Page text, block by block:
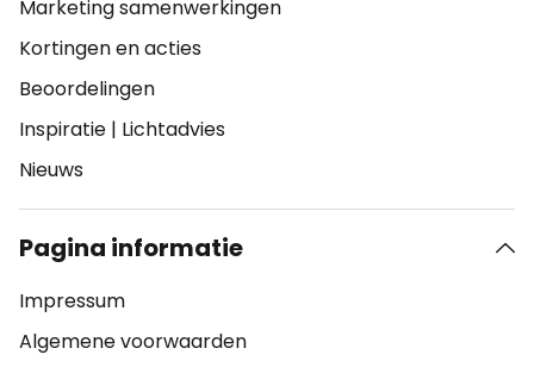
Marketing samenwerkingen
Kortingen en acties
Beoordelingen
Inspiratie | Lichtadvies
Nieuws
Pagina informatie
Impressum
Algemene voorwaarden